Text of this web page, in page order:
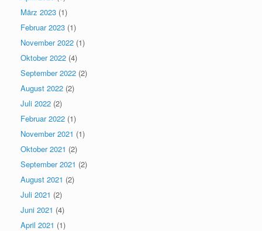
März 2023 (1)
Februar 2023 (1)
November 2022 (1)
Oktober 2022 (4)
September 2022 (2)
August 2022 (2)
Juli 2022 (2)
Februar 2022 (1)
November 2021 (1)
Oktober 2021 (2)
September 2021 (2)
August 2021 (2)
Juli 2021 (2)
Juni 2021 (4)
April 2021 (1)